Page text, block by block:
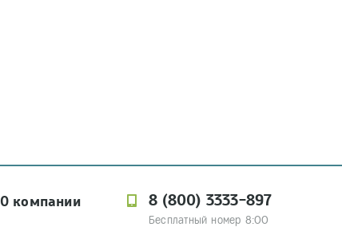
О компании 8 (800) 3333-897
Бесплатный номер 8:00